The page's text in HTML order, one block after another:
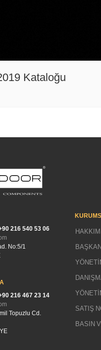
Kataloğu
216 540 53 06
No:5/1
216 467 23 14
Topuzlu Cd.
SATIŞ
BASIN